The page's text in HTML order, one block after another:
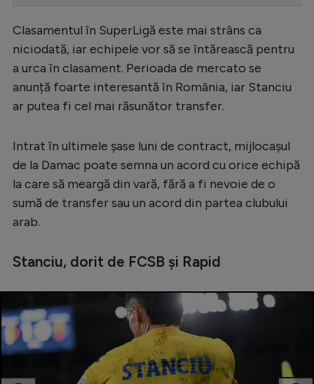
Campionate
Starurile fotbalului
EURO 2024
Clasamente
Formula 1
Gimnastică
Auto
Rugby
Clasamentul în SuperLigă este mai strâns ca
niciodată, iar echipele vor să se întărească pentru
a urca în clasament. Perioada de mercato se
anunță foarte interesantă în România, iar Stanciu
ar putea fi cel mai răsunător transfer.
Intrat în ultimele șase luni de contract, mijlocașul
de la Damac poate semna un acord cu orice echipă
la care să meargă din vară, fără a fi nevoie de o
sumă de transfer sau un acord din partea clubului
arab.
Stanciu, dorit de FCSB și Rapid